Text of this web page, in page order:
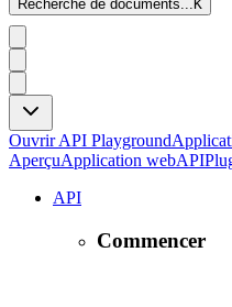
Recherche de documents...K
Ouvrir API Playground
AperçuApplication webAPI
API
Commencer